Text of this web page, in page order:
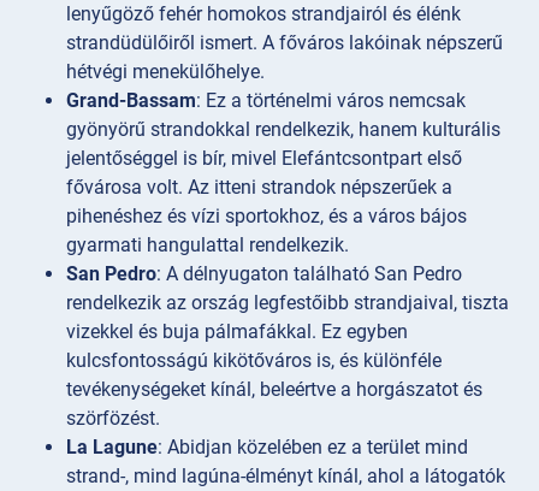
lenyűgöző fehér homokos strandjairól és élénk
strandüdülőiről ismert. A főváros lakóinak népszerű
hétvégi menekülőhelye.
Grand-Bassam: Ez a történelmi város nemcsak
gyönyörű strandokkal rendelkezik, hanem kulturális
jelentőséggel is bír, mivel Elefántcsontpart első
fővárosa volt. Az itteni strandok népszerűek a
pihenéshez és vízi sportokhoz, és a város bájos
gyarmati hangulattal rendelkezik.
San Pedro: A délnyugaton található San Pedro
rendelkezik az ország legfestőibb strandjaival, tiszta
vizekkel és buja pálmafákkal. Ez egyben
kulcsfontosságú kikötőváros is, és különféle
tevékenységeket kínál, beleértve a horgászatot és
szörfözést.
La Lagune: Abidjan közelében ez a terület mind
strand-, mind lagúna-élményt kínál, ahol a látogatók